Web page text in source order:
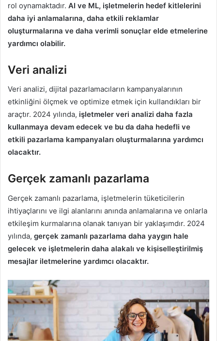
rol oynamaktadır. AI ve ML, işletmelerin hedef kitlelerini
daha iyi anlamalarına, daha etkili reklamlar
oluşturmalarına ve daha verimli sonuçlar elde etmelerine
yardımcı olabilir.
Veri analizi
Veri analizi, dijital pazarlamacıların kampanyalarının
etkinliğini ölçmek ve optimize etmek için kullandıkları bir
araçtır. 2024 yılında, işletmeler veri analizi daha fazla
kullanmaya devam edecek ve bu da daha hedefli ve
etkili pazarlama kampanyaları oluşturmalarına yardımcı
olacaktır.
Gerçek zamanlı pazarlama
Gerçek zamanlı pazarlama, işletmelerin tüketicilerin
ihtiyaçlarını ve ilgi alanlarını anında anlamalarına ve onlarla
etkileşim kurmalarına olanak tanıyan bir yaklaşımdır. 2024
yılında, gerçek zamanlı pazarlama daha yaygın hale
gelecek ve işletmelerin daha alakalı ve kişiselleştirilmiş
mesajlar iletmelerine yardımcı olacaktır.